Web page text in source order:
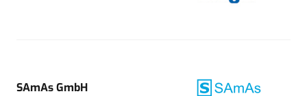
SAmAs GmbH